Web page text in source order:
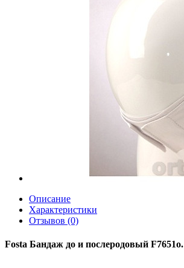
Описание
Характеристики
Отзывов (0)
Fosta Бандаж до и послеродовый F7651o.